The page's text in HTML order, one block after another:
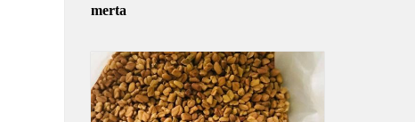
merta